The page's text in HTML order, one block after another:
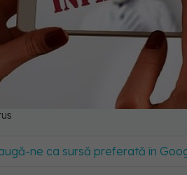
ne ca sursă preferată în